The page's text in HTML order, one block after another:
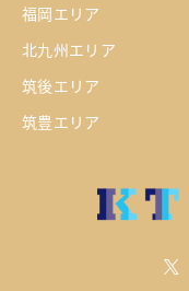
福岡エリア
北九州エリア
筑後エリア
筑豊エリア
Instagramtiktock